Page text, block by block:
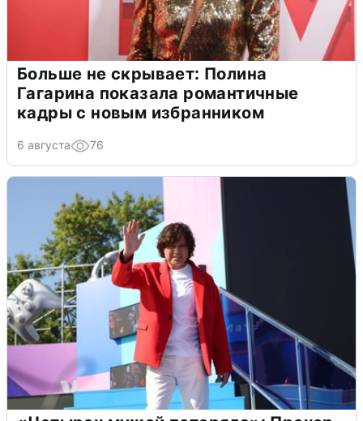
Больше не скрывает: Полина
Гагарина показала романтичные
кадры с новым избранником
6 августа 76